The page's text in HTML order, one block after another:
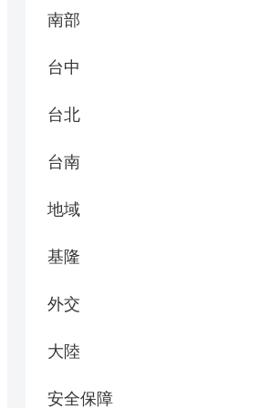
南部
台中
台北
台南
地域
基隆
外交
大陸
安全保障